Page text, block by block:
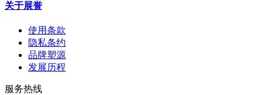
关于展誉
使用条款
隐私条约
品牌塑源
发展历程
服务热线